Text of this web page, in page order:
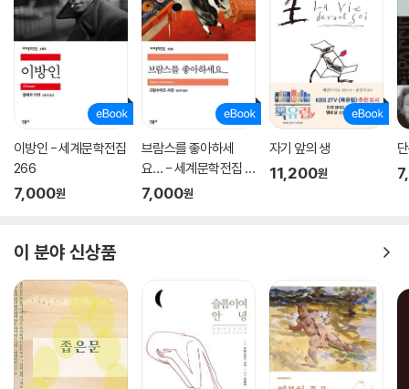
이방인 - 세계문학전집
266
7,000원
브람스를 좋아하세
요… - 세계문학전집 1
79
7,000원
자기 앞의 생
11,200원
이 분야 신상품